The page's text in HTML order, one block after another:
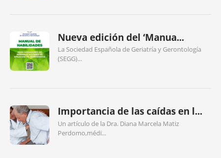
Nueva edición del ‘Manua...
La Sociedad Española de Geriatría y Gerontología
(SEGG)...
Importancia de las caídas en l...
Un artículo de la Dra. Diana Marcela Matiz
Perdomo,médi...